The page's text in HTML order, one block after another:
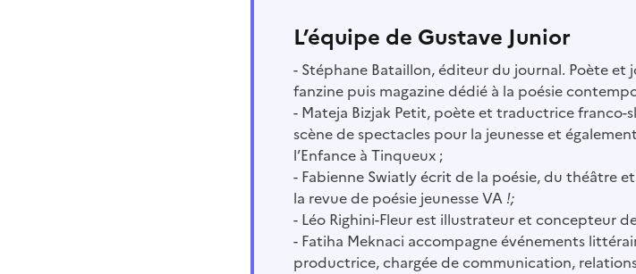
L’équipe de Gustave Junior
- Stéphane Bataillon, éditeur du journal. Poète et
fanzine puis magazine dédié à la poésie
- Mateja Bizjak Petit, poète et traductrice franco-
scène de spectacles pour la jeunesse et
l’Enfance à Tinqueux ;
- Fabienne Swiatly écrit de la poésie, du théâtre
la revue de poésie jeunesse VA !;
- Léo Righini-Fleur est illustrateur et concepteur
- Fatiha Meknaci accompagne événements
productrice, chargée de communication,